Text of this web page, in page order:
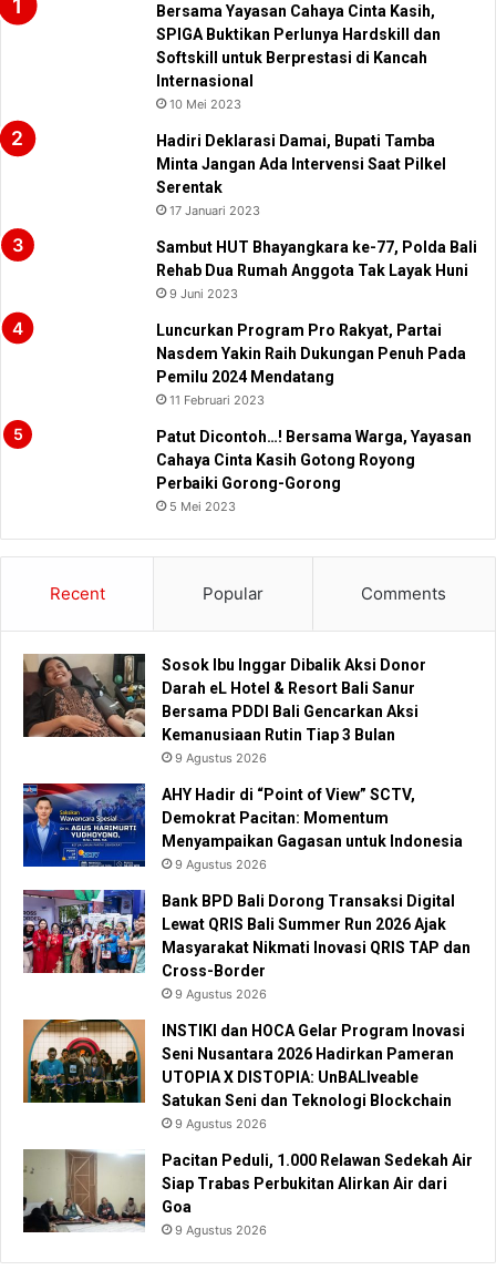
Bersama Yayasan Cahaya Cinta Kasih,
SPIGA Buktikan Perlunya Hardskill dan
Softskill untuk Berprestasi di Kancah
Internasional
10 Mei 2023
Hadiri Deklarasi Damai, Bupati Tamba
Minta Jangan Ada Intervensi Saat Pilkel
Serentak
17 Januari 2023
Sambut HUT Bhayangkara ke-77, Polda Bali
Rehab Dua Rumah Anggota Tak Layak Huni
9 Juni 2023
Luncurkan Program Pro Rakyat, Partai
Nasdem Yakin Raih Dukungan Penuh Pada
Pemilu 2024 Mendatang
11 Februari 2023
Patut Dicontoh…! Bersama Warga, Yayasan
Cahaya Cinta Kasih Gotong Royong
Perbaiki Gorong-Gorong
5 Mei 2023
Recent Popular Comments
Sosok Ibu Inggar Dibalik Aksi Donor
Darah eL Hotel & Resort Bali Sanur
Bersama PDDI Bali Gencarkan Aksi
Kemanusiaan Rutin Tiap 3 Bulan
9 Agustus 2026
AHY Hadir di “Point of View” SCTV,
Demokrat Pacitan: Momentum
Menyampaikan Gagasan untuk Indonesia
9 Agustus 2026
Bank BPD Bali Dorong Transaksi Digital
Lewat QRIS Bali Summer Run 2026 Ajak
Masyarakat Nikmati Inovasi QRIS TAP dan
Cross-Border
9 Agustus 2026
INSTIKI dan HOCA Gelar Program Inovasi
Seni Nusantara 2026 Hadirkan Pameran
UTOPIA X DISTOPIA: UnBALIveable
Satukan Seni dan Teknologi Blockchain
9 Agustus 2026
Pacitan Peduli, 1.000 Relawan Sedekah Air
Siap Trabas Perbukitan Alirkan Air dari
Goa
9 Agustus 2026